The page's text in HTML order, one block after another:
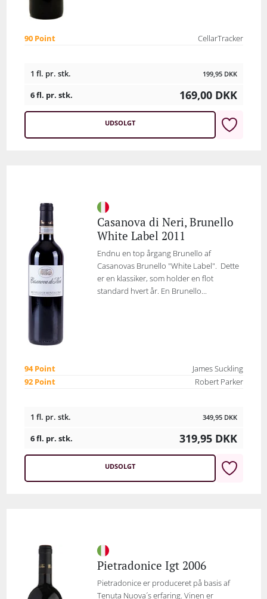
90 Point CellarTracker
1 fl. pr. stk. 199,95 DKK
6 fl. pr. stk. 169,00 DKK
UDSOLGT
Casanova di Neri, Brunello
White Label 2011
Endnu en top årgang Brunello af
Casanovas Brunello "White Label". Dette
er en klassiker, som holder en flot
standard hvert år. En Brunello...
94 Point
James Suckling
92 Point
Robert Parker
1 fl. pr. stk. 349,95 DKK
6 fl. pr. stk. 319,95 DKK
UDSOLGT
Pietradonice Igt 2006
Pietradonice er produceret på basis af
Tenuta Nuova´s erfaring. Vinen er